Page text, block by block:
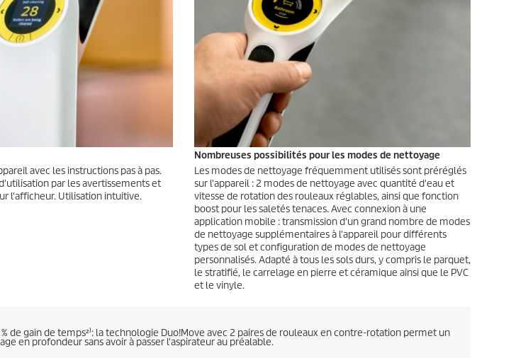
avec les instructions pas à pas.
par les avertissements et
l'afficheur. Utilisation intuitive.
Nombreuses possibilités pour les modes de nettoyage
Les modes de nettoyage fréquemment utilisés sont préréglés
sur l'appareil : 2 modes de nettoyage avec quantité d'eau et
vitesse de rotation des rouleaux réglables, ainsi que fonction
boost pour les saletés tenaces. Avec connexion à une
application mobile : transmission d'un grand nombre de modes
de nettoyage supplémentaires à l'appareil pour différents
types de sol et configuration de modes de nettoyage
personnalisés. Adapté à tous les sols durs, y compris le parquet,
le stratifié, le carrelage en pierre et céramique ainsi que le PVC
et le vinyle.
% de gain de temps²⁾: la technologie Duo!Move avec 2 paires de rouleaux en contre-rotation permet un
en profondeur sans avoir à passer l'aspirateur au préalable.